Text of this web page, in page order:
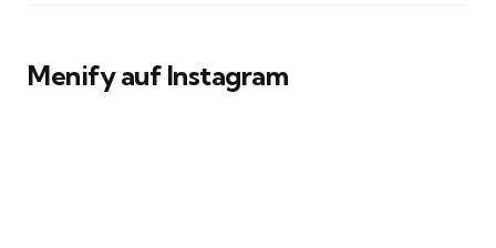
Menify auf Instagram